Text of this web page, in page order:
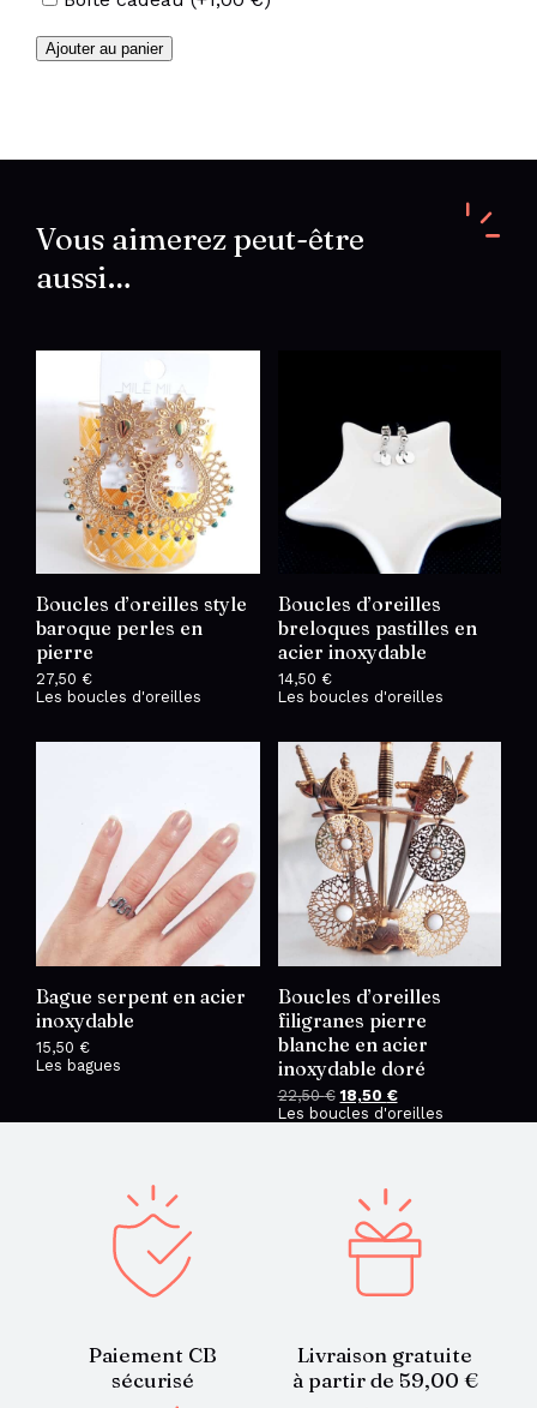
quantité
Ajouter au panier
Vous aimerez peut-être
aussi…
Boucles d’oreilles style
baroque perles en
pierre
27,50 €
Les boucles d'oreilles
Boucles d’oreilles
breloques pastilles en
acier inoxydable
14,50 €
Les boucles d'oreilles
Bague serpent en acier
inoxydable
15,50 €
Les bagues
Boucles d’oreilles
filigranes pierre
blanche en acier
inoxydable doré
22,50€ Le
prix
18,50 €Le
prix
Les boucles d'oreilles
Paiement CB
sécurisé
Livraison gratuite
à partir de 59,00 €